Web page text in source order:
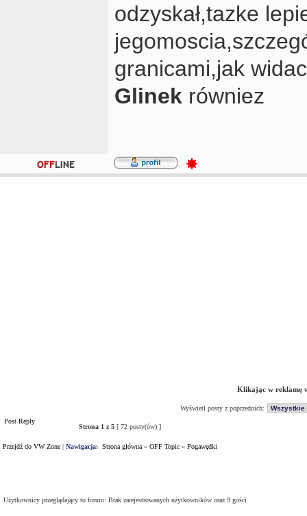
odzyskał,tazke
granicami,jak
Glinek równiez
Klikając w reklamę
Wyświetl posty z poprzednich:
Post Reply
Strona 1 z5 [ 72 posty(ów) ]
Przejdź do VW Zone | Nawigacja: Strona główna » OFF Topic » Pogawędki
Użytkownicy przeglądający to forum: Brak zarejestrowanych użytkowników oraz 9 gości